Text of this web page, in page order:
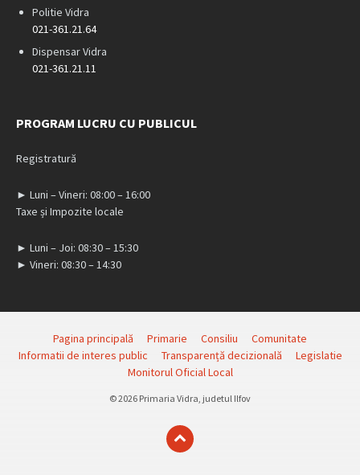
Politie Vidra
021-361.21.64
Dispensar Vidra
021-361.21.11
PROGRAM LUCRU CU PUBLICUL
Registratură
► Luni – Vineri: 08:00 – 16:00
Taxe și Impozite locale
► Luni – Joi: 08:30 – 15:30
► Vineri: 08:30 – 14:30
Pagina principală Primarie Consiliu
Comunitate
Informatii de interes public
Transparență decizională
Legislatie
Monitorul Oficial Local
© 2026 Primaria Vidra, judetul Ilfov